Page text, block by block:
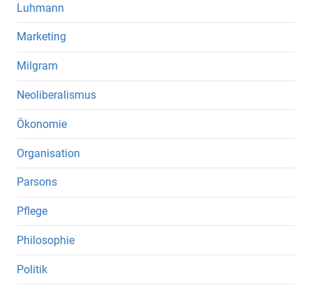
Luhmann
Marketing
Milgram
Neoliberalismus
Ökonomie
Organisation
Parsons
Pflege
Philosophie
Politik